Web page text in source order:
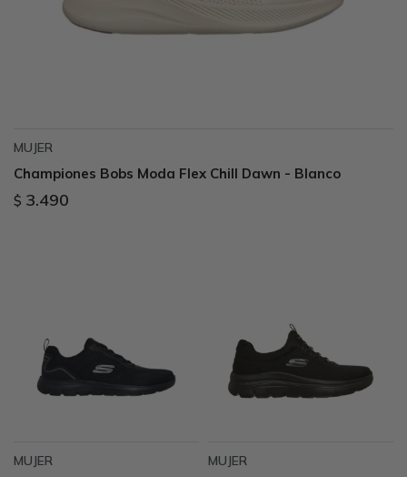
MUJER
Championes Bobs Moda Flex Chill Dawn - Blanco
$ 3.490
MUJER MUJER